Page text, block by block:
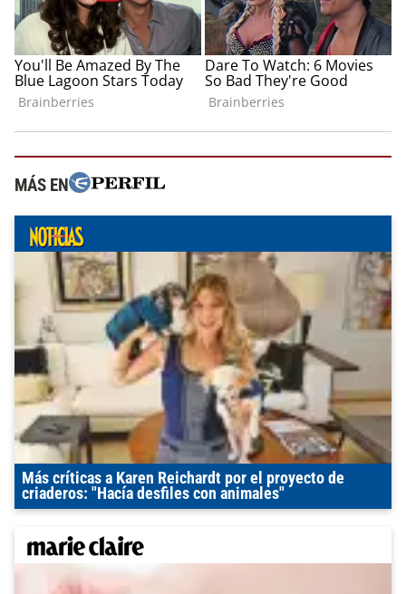
MÁS EN
Más críticas a Karen Reichardt por el proyecto de
criaderos: "Hacía desfiles con animales"